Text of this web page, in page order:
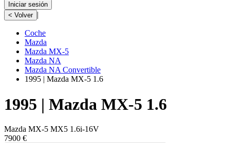
Iniciar sesión
< Volver |
Coche
Mazda
Mazda MX-5
Mazda NA
Mazda NA Convertible
1995 | Mazda MX-5 1.6
1995 | Mazda MX-5 1.6
Mazda MX-5 MX5 1.6i-16V
7900 €